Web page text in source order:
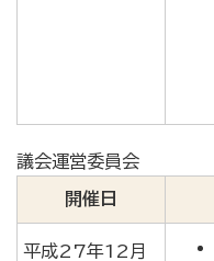
議会運営委員会
開催日
平成27年12月